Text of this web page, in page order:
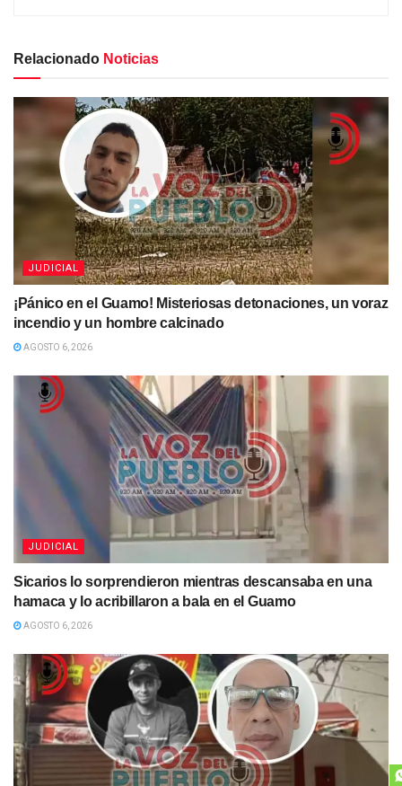
Relacionado Noticias
JUDICIAL
¡Pánico en el Guamo! Misteriosas detonaciones, un voraz
incendio y un hombre calcinado
AGOSTO 6, 2026
JUDICIAL
Sicarios lo sorprendieron mientras descansaba en una
hamaca y lo acribillaron a bala en el Guamo
AGOSTO 6, 2026